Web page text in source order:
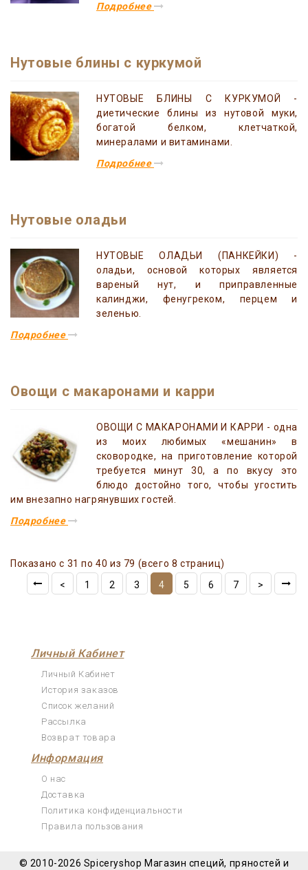
Подробнее
Нутовые блины с куркумой
НУТОВЫЕ БЛИНЫ С КУРКУМОЙ -
диетические блины из нутовой муки,
богатой белком, клетчаткой,
минералами и витаминами.
Подробнее
Нутовые оладьи
НУТОВЫЕ ОЛАДЬИ (ПАНКЕЙКИ) -
оладьи, основой которых является
вареный нут, и приправленные
калинджи, фенугреком, перцем и
зеленью.
Подробнее
Овощи с макаронами и карри
ОВОЩИ С МАКАРОНАМИ И КАРРИ - одна
из моих любимых «мешанин» в
сковородке, на приготовление которой
требуется минут 30, а по вкусу это
блюдо достойно того, чтобы угостить
им внезапно нагрянувших гостей.
Подробнее
Показано с 31 по 40 из 79 (всего 8 страниц)
<
1 2 3 4 5 6 7 >
Личный Кабинет
Личный Кабинет
История заказов
Список желаний
Рассылка
Возврат товара
Информация
О нас
Доставка
Политика конфиденциальности
Правила пользования
© 2010-2026 Spiceryshop Магазин специй, пряностей и